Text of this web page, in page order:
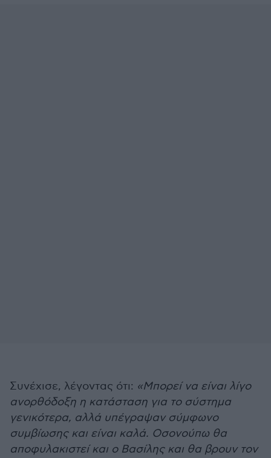
Συνέχισε, λέγοντας ότι: «Μπορεί να είναι λίγο
ανορθόδοξη η κατάσταση για το σύστημα
γενικότερα, αλλά υπέγραψαν σύμφωνο
συμβίωσης και είναι καλά. Οσονούπω θα
αποφυλακιστεί και ο Βασίλης και θα βρουν τον